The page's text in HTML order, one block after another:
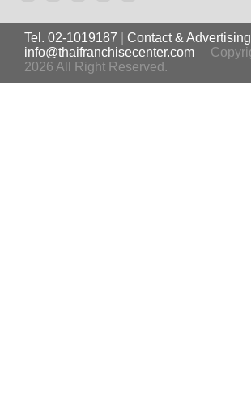
Tel. 02-1019187
Contact &
info@thaifranchisecenter.com
2026 All Right Reserved.